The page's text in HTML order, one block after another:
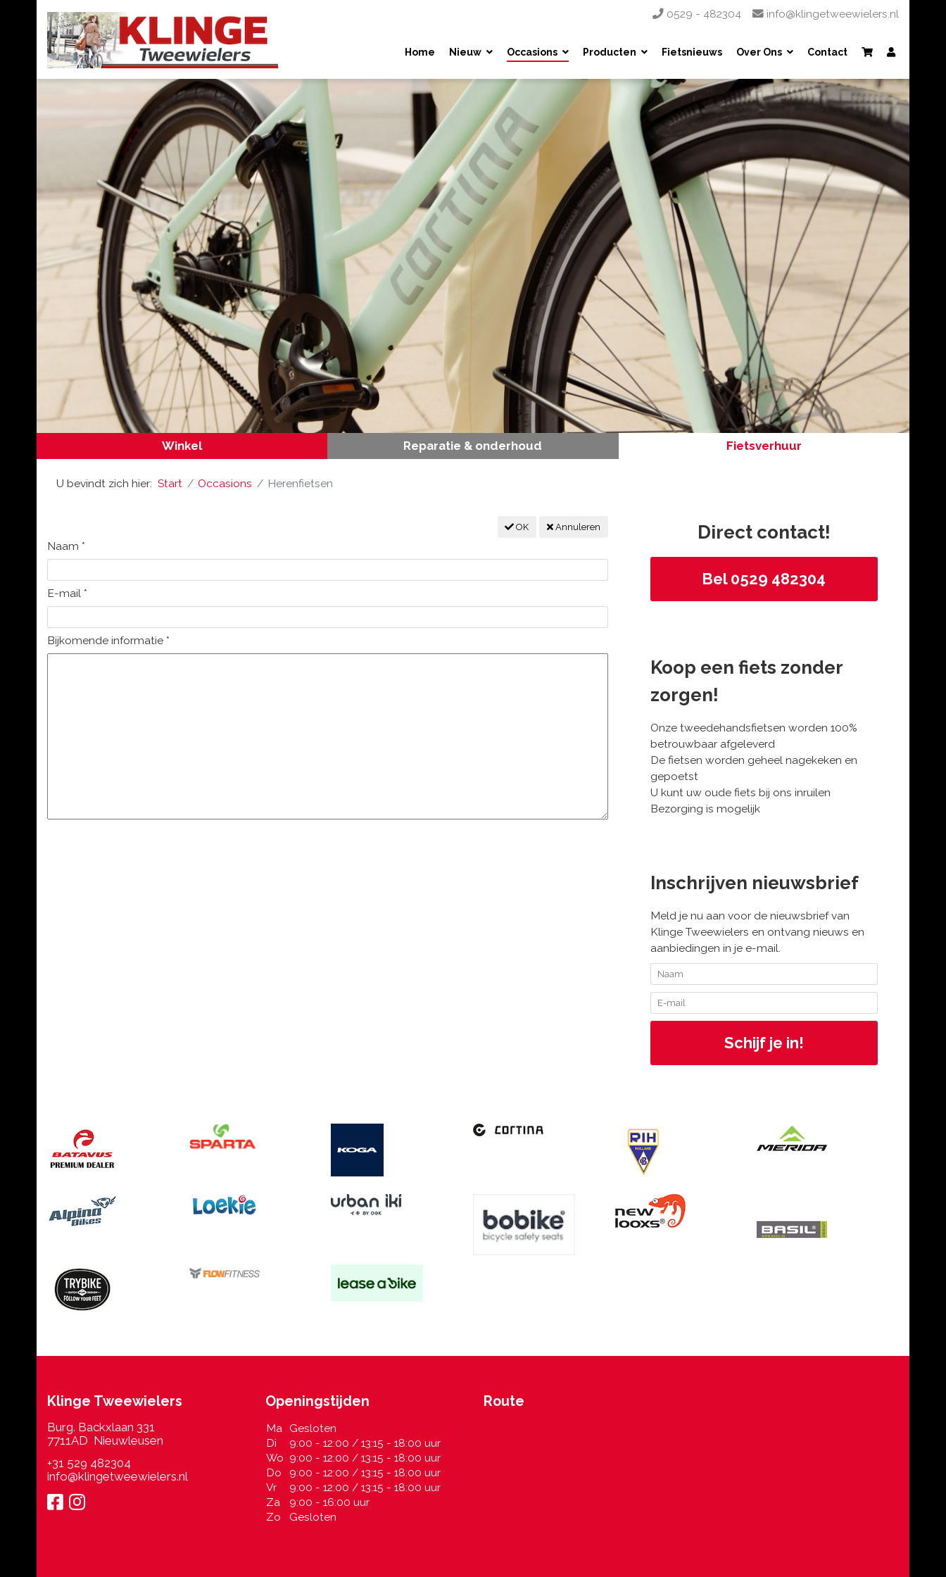
0529 - 482304 info@klingetweewielers.nl
Home Nieuw Occasions Producten Fietsnieuws Over Ons Contact
Winkel Reparatie & onderhoud Fietsverhuur
U bevindt zich hier: Start Occasions Herenfietsen
OK Annuleren
Naam *
E-mail *
Bijkomende informatie *
Direct contact!
Bel 0529 482304
Koop een fiets zonder
zorgen!
Onze tweedehandsfietsen worden 100%
betrouwbaar afgeleverd
De fietsen worden geheel nagekeken en
gepoetst
U kunt uw oude fiets bij ons inruilen
Bezorging is mogelijk
Inschrijven nieuwsbrief
Meld je nu aan voor de nieuwsbrief van
Klinge Tweewielers en ontvang nieuws en
aanbiedingen in je e-mail.
Klinge Tweewielers
Burg. Backxlaan 331
7711AD Nieuwleusen
+31 529 482304
info@klingetweewielers.nl
Openingstijden
Ma Gesloten
Di
9:00 - 12:00 / 13:15 - 18:00 uur
Wo 9:00 - 12:00 / 13:15 - 18:00 uur
Do
9:00 - 12:00 / 13:15 - 18:00 uur
Vr
9:00 - 12:00 / 13:15 - 18:00 uur
Za
9:00 - 16:00 uur
Zo
Gesloten
Route